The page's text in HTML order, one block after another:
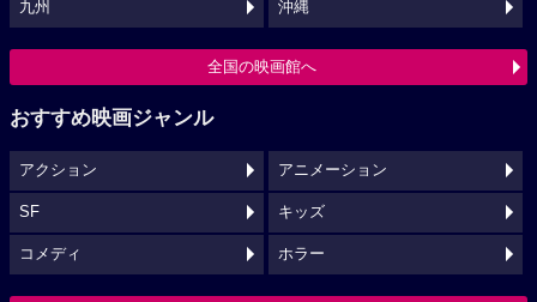
九州 沖縄
全国の映画館へ
おすすめ映画ジャンル
アクション アニメーション
SF キッズ
コメディ ホラー